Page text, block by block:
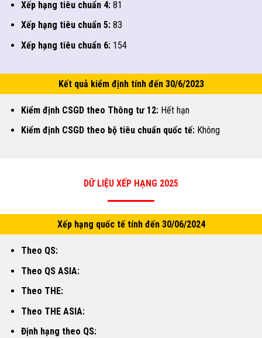
Xếp hạng tiêu chuẩn 4:81
Xếp hạng tiêu chuẩn 5:83
Xếp hạng tiêu chuẩn 6:154
Kết quả kiểm định tính đến 30/6/2023
Kiểm định CSGD theo Thông tư 12:Hết hạn
Kiểm định CSGD theo bộ tiêu chuẩn quốc tế:Không
DỮ LIỆU XẾP HẠNG 2025
Xếp hạng quốc tế tính đến 30/06/2024
Theo QS:
Theo QS ASIA:
Theo THE:
Theo THE ASIA:
Định hạng theo QS: